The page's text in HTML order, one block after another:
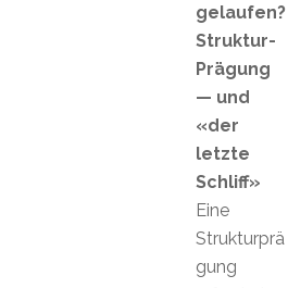
gelaufen?
Struktur-
Prägung
— und
«der
letzte
Schliff»
Eine
Strukturprä
gung